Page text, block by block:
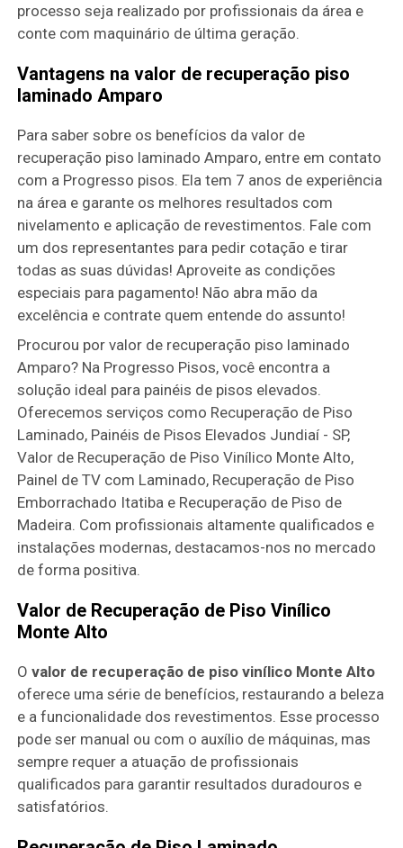
processo seja realizado por profissionais da área e
conte com maquinário de última geração.
Vantagens na valor de recuperação piso
laminado Amparo
Para saber sobre os benefícios da valor de
recuperação piso laminado Amparo, entre em contato
com a Progresso pisos. Ela tem 7 anos de experiência
na área e garante os melhores resultados com
nivelamento e aplicação de revestimentos. Fale com
um dos representantes para pedir cotação e tirar
todas as suas dúvidas! Aproveite as condições
especiais para pagamento! Não abra mão da
excelência e contrate quem entende do assunto!
Procurou por valor de recuperação piso laminado
Amparo? Na Progresso Pisos, você encontra a
solução ideal para painéis de pisos elevados.
Oferecemos serviços como Recuperação de Piso
Laminado, Painéis de Pisos Elevados Jundiaí - SP,
Valor de Recuperação de Piso Vinílico Monte Alto,
Painel de TV com Laminado, Recuperação de Piso
Emborrachado Itatiba e Recuperação de Piso de
Madeira. Com profissionais altamente qualificados e
instalações modernas, destacamos-nos no mercado
de forma positiva.
Valor de Recuperação de Piso Vinílico
Monte Alto
Ovalor de recuperação de piso vinílico Monte Alto
oferece uma série de benefícios, restaurando a beleza
e a funcionalidade dos revestimentos. Esse processo
pode ser manual ou com o auxílio de máquinas, mas
sempre requer a atuação de profissionais
qualificados para garantir resultados duradouros e
satisfatórios.